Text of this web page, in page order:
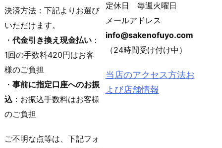
決済方法：下記よりお選び
いただけます。
・ 代金引き換え現金払い ：
1回の手数料420円はお客
様のご負担
・ 事前に指定口座へのお振
込 ：お振込手数料はお客様
のご負担
ご不明な点等は、下記フォ
定休日 毎週火曜日
メールアドレス
info@sakenofuyo.com
（24時間受け付け中）
当店のアクセス方法お
よび店舗情報